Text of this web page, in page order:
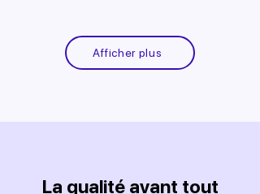
Afficher plus
La qualité avant tout